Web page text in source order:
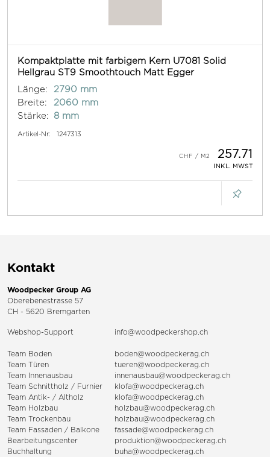
Kompaktplatte mit farbigem Kern U7081 Solid
Hellgrau ST9 Smoothtouch Matt Egger
Länge:
2790 mm
Breite:
2060 mm
Stärke:
8 mm
Artikel-Nr: 1247313
257.71
INKL. MWST
Kontakt
Woodpecker Group AG
Oberebenestrasse 57
CH - 5620 Bremgarten
Webshop-Support info@woodpeckershop.ch
Team Boden
boden@woodpeckerag.ch
Team Türen
tueren@woodpeckerag.ch
Team Innenausbau
innenausbau@woodpeckerag.ch
Team Schnittholz / Furnier
klofa@woodpeckerag.ch
Team Antik- / Altholz
klofa@woodpeckerag.ch
Team Holzbau
holzbau@woodpeckerag.ch
Team Trockenbau
holzbau@woodpeckerag.ch
Team Fassaden / Balkone
fassade@woodpeckerag.ch
Bearbeitungscenter
produktion@woodpeckerag.ch
Buchhaltung
buha@woodpeckerag.ch